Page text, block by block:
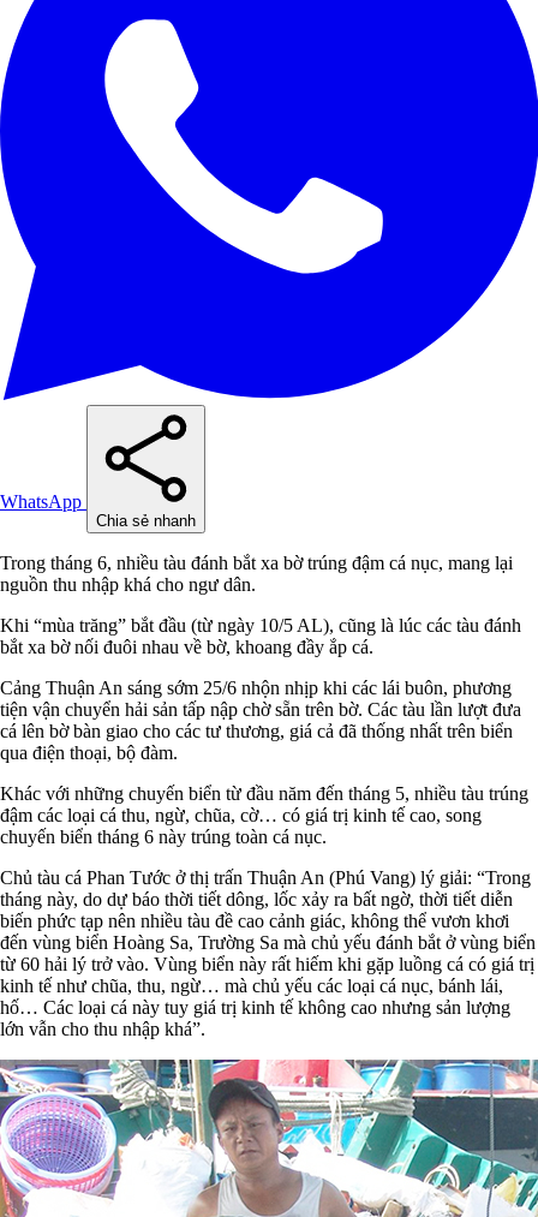
WhatsApp
Chia sẻ nhanh
Trong tháng 6, nhiều tàu đánh bắt xa bờ trúng đậm cá nục, mang lại
nguồn thu nhập khá cho ngư dân.
Khi “mùa trăng” bắt đầu (từ ngày 10/5 AL), cũng là lúc các tàu đánh
bắt xa bờ nối đuôi nhau về bờ, khoang đầy ắp cá.
Cảng Thuận An sáng sớm 25/6 nhộn nhịp khi các lái buôn, phương
tiện vận chuyển hải sản tấp nập chờ sẵn trên bờ. Các tàu lần lượt đưa
cá lên bờ bàn giao cho các tư thương, giá cả đã thống nhất trên biển
qua điện thoại, bộ đàm.
Khác với những chuyến biển từ đầu năm đến tháng 5, nhiều tàu trúng
đậm các loại cá thu, ngừ, chũa, cờ… có giá trị kinh tế cao, song
chuyến biển tháng 6 này trúng toàn cá nục.
Chủ tàu cá Phan Tước ở thị trấn Thuận An (Phú Vang) lý giải: “Trong
tháng này, do dự báo thời tiết dông, lốc xảy ra bất ngờ, thời tiết diễn
biến phức tạp nên nhiều tàu đề cao cảnh giác, không thể vươn khơi
đến vùng biển Hoàng Sa, Trường Sa mà chủ yếu đánh bắt ở vùng biển
từ 60 hải lý trở vào. Vùng biển này rất hiếm khi gặp luồng cá có giá trị
kinh tế như chũa, thu, ngừ… mà chủ yếu các loại cá nục, bánh lái,
hố… Các loại cá này tuy giá trị kinh tế không cao nhưng sản lượng
lớn vẫn cho thu nhập khá”.